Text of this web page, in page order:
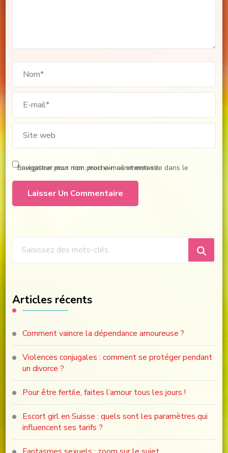
Enregistrer mon nom, mon e-mail et mon site dans le navigateur pour mon prochain commentaire.
?
Articles récents
Comment vaincre la dépendance amoureuse ?
Violences conjugales : comment se protéger pendant
un divorce ?
Pour être fertile, faites l’amour tous les jours !
Escort girl en Suisse : quels sont les paramètres qui
influencent ses tarifs ?